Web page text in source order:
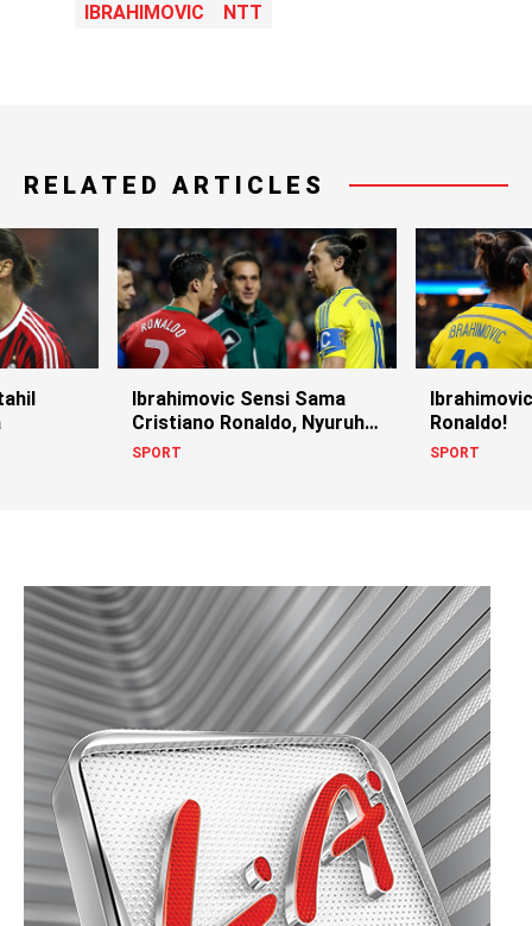
IBRAHIMOVIC
NTT
RELATED ARTICLES
Ibrahimovic Sensi Sama
Cristiano Ronaldo, Nyuruh
Doi Gabung Klub Kasta
SPORT
Ronaldo!
SPORT